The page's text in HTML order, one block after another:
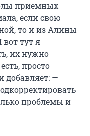
приемных
если свою
то и из Алины
тут я
их нужно
просто
добавляет: —
проблемы и